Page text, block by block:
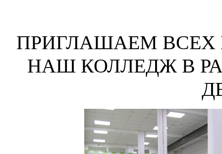
ПРИГЛАШАЕМ ВСЕХ
НАШ КОЛЛЕДЖ В